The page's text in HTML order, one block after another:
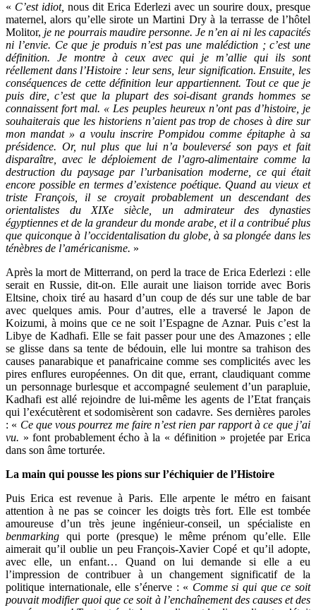
« C’est idiot, nous dit Erica Ederlezi avec un sourire doux, presque
maternel, alors qu’elle sirote un Martini Dry à la terrasse de l’hôtel
Molitor, je ne pourrais maudire personne. Je n’en ai ni les capacités
ni l’envie. Ce que je produis n’est pas une malédiction ; c’est une
définition. Je montre à ceux avec qui je m’allie qui ils sont
réellement dans l’Histoire : leur sens, leur signification. Ensuite, les
conséquences de cette définition leur appartiennent. Tout ce que je
puis dire, c’est que la plupart des soi-disant grands hommes se
connaissent fort mal. « Les peuples heureux n’ont pas d’histoire, je
souhaiterais que les historiens n’aient pas trop de choses à dire sur
mon mandat » a voulu inscrire Pompidou comme épitaphe à sa
présidence. Or, nul plus que lui n’a bouleversé son pays et fait
disparaître, avec le déploiement de l’agro-alimentaire comme la
destruction du paysage par l’urbanisation moderne, ce qui était
encore possible en termes d’existence poétique. Quand au vieux et
triste François, il se croyait probablement un descendant des
orientalistes du XIXe siècle, un admirateur des dynasties
égyptiennes et de la grandeur du monde arabe, et il a contribué plus
que quiconque à l’occidentalisation du globe, à sa plongée dans les
ténèbres de l’américanisme. »
Après la mort de Mitterrand, on perd la trace de Erica Ederlezi : elle
serait en Russie, dit-on. Elle aurait une liaison torride avec Boris
Eltsine, choix tiré au hasard d’un coup de dés sur une table de bar
avec quelques amis. Pour d’autres, elle a traversé le Japon de
Koizumi, à moins que ce ne soit l’Espagne de Aznar. Puis c’est la
Libye de Kadhafi. Elle se fait passer pour une des Amazones ; elle
se glisse dans sa tente de bédouin, elle lui montre sa trahison des
causes panarabique et panafricaine comme ses complicités avec les
pires enflures européennes. On dit que, errant, claudiquant comme
un personnage burlesque et accompagné seulement d’un parapluie,
Kadhafi est allé rejoindre de lui-même les agents de l’Etat français
qui l’exécutèrent et sodomisèrent son cadavre. Ses dernières paroles
: « Ce que vous pourrez me faire n’est rien par rapport à ce que j’ai
vu. » font probablement écho à la « définition » projetée par Erica
dans son âme torturée.
La main qui pousse les pions sur l’échiquier de l’Histoire
Puis Erica est revenue à Paris. Elle arpente le métro en faisant
attention à ne pas se coincer les doigts très fort. Elle est tombée
amoureuse d’un très jeune ingénieur-conseil, un spécialiste en
benmarking qui porte (presque) le même prénom qu’elle. Elle
aimerait qu’il oublie un peu François-Xavier Copé et qu’il adopte,
avec elle, un enfant… Quand on lui demande si elle a eu
l’impression de contribuer à un changement significatif de la
politique internationale, elle s’énerve : « Comme si qui que ce soit
pouvait modifier quoi que ce soit à l’enchaînement des causes et des